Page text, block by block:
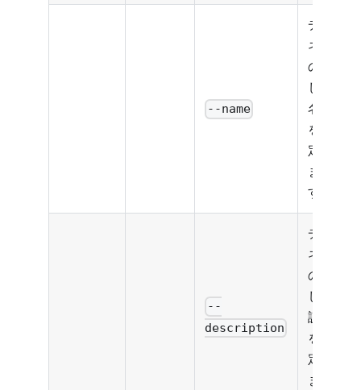
--name
チャ
ネル
の新
しい
名前
を設
定し
ま
す。
--
description
チャ
ネル
の新
しい
説明
を設
定し
ま